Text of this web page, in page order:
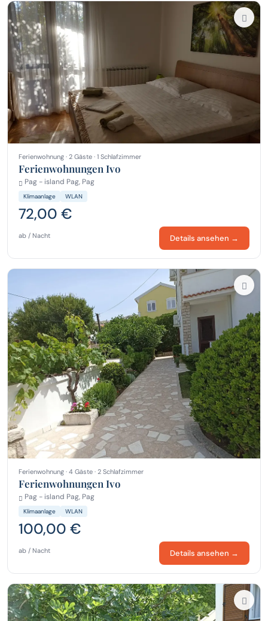
Ferienwohnung · 2 Gäste · 1 Schlafzimmer
Ferienwohnungen Ivo
Pag - island Pag, Pag
Klimaanlage WLAN
72,00 €
ab / Nacht Details ansehen →
Ferienwohnung · 4 Gäste · 2 Schlafzimmer
Ferienwohnungen Ivo
Pag - island Pag, Pag
Klimaanlage WLAN
100,00 €
ab / Nacht Details ansehen →